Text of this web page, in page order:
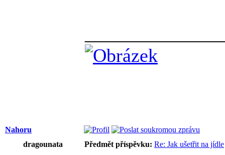
Nahoru
dragounata
Předmět příspěvku: Re: Jak ušetřit na jídle